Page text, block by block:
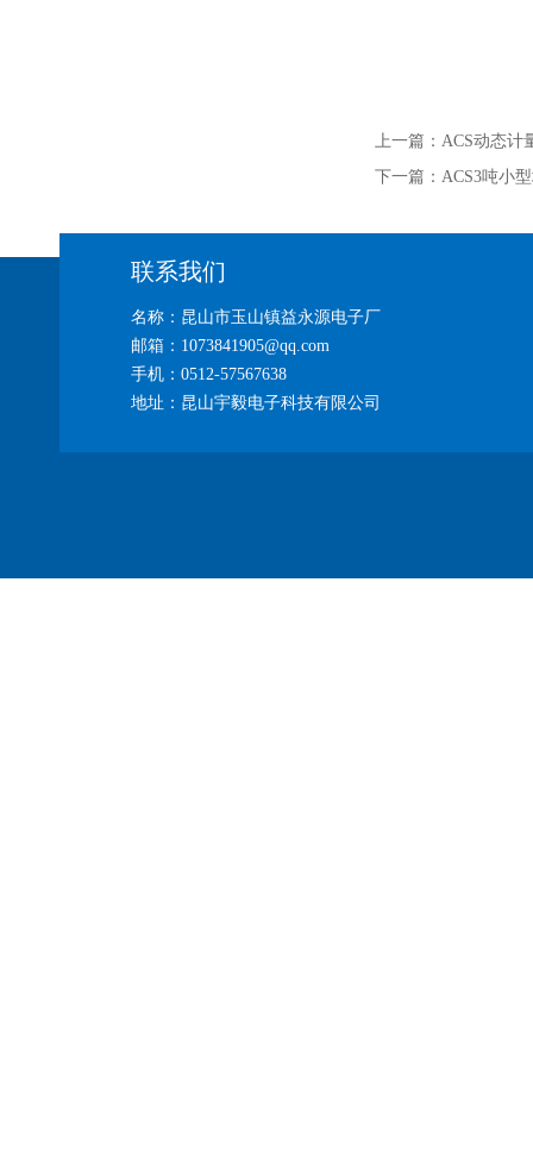
上一篇： ACS动态计
下一篇： ACS3吨小
联系我们
名称：昆山市玉山镇益永源电子厂
邮箱：1073841905@qq.com
手机：0512-57567638
地址：昆山宇毅电子科技有限公司